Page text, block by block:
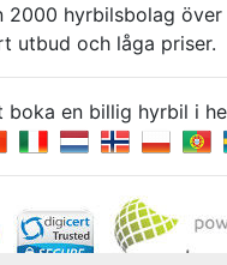
hyrbilsbolag
utbud och låga priser.
en billig hyrbil i